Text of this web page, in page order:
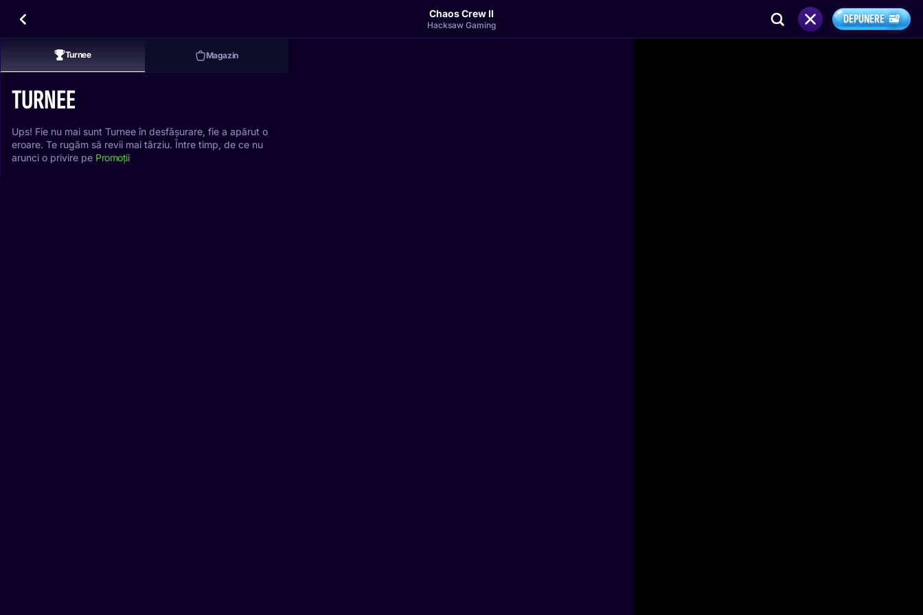
Chaos Crew II
Hacksaw Gaming DEPUNERE
Turnee Magazin
TURNEE
Ups! Fie nu mai sunt Turnee în desfășurare, fie a apărut o
eroare. Te rugăm să revii mai târziu. Între timp, de ce nu
arunci o privire pe Promoții